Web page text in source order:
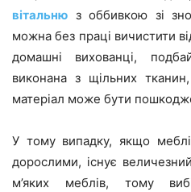
вітальню з оббивкою зі
можна без праці вичистити
домашні вихованці,
виконана з щільних
матеріал може бути
У тому випадку, якщо меблі
дорослими, існує
м’яких меблів, тому